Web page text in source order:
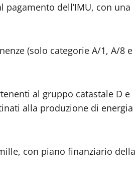
pagamento dell’IMU, con una
(solo categorie A/1, A/8 e
al gruppo catastale D e
alla produzione di energia
con piano finanziario della